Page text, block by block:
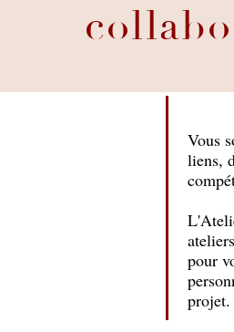
Vous
liens,
pour
projet.